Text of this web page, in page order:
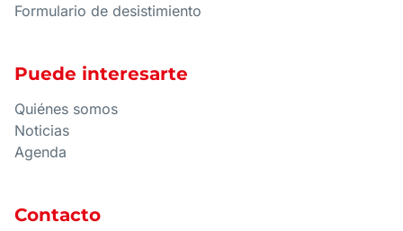
Formulario de desistimiento
Puede interesarte
Quiénes somos
Noticias
Agenda
Contacto